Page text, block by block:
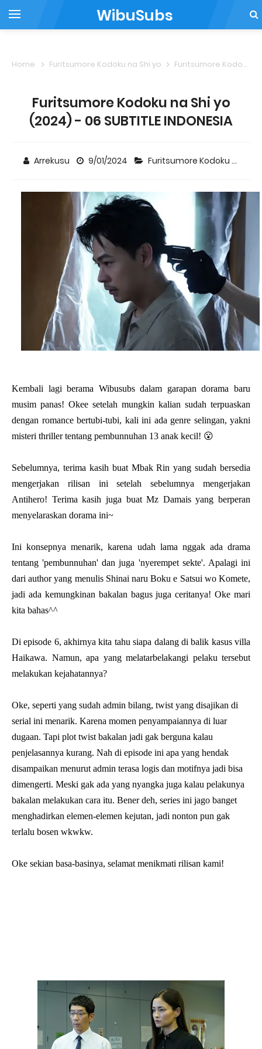
WibuSubs
Home Furitsumore Kodoku na Shi yo Furitsumore Kodoku na Shi yo (2024) - 06 SUBTITLE INDONESIA
Furitsumore Kodoku na Shi yo
(2024) - 06 SUBTITLE INDONESIA
Arrekusu 9/01/2024 Furitsumore Kodoku na Shi yo
Kembali lagi berama Wibusubs dalam garapan dorama baru
musim panas! Okee setelah mungkin kalian sudah terpuaskan
dengan romance bertubi-tubi, kali ini ada genre selingan, yakni
misteri thriller tentang pembunnuhan 13 anak kecil! 😮
Sebelumnya, terima kasih buat Mbak Rin yang sudah bersedia
mengerjakan rilisan ini setelah sebelumnya mengerjakan
Antihero! Terima kasih juga buat Mz Damais yang berperan
menyelaraskan dorama ini~
Ini konsepnya menarik, karena udah lama nggak ada drama
tentang 'pembunnuhan' dan juga 'nyerempet sekte'. Apalagi ini
dari author yang menulis Shinai naru Boku e Satsui wo Komete,
jadi ada kemungkinan bakalan bagus juga ceritanya! Oke mari
kita bahas^^
Di episode 6, akhirnya kita tahu siapa dalang di balik kasus villa
Haikawa. Namun, apa yang melatarbelakangi pelaku tersebut
melakukan kejahatannya?
Oke, seperti yang sudah admin bilang, twist yang disajikan di
serial ini menarik. Karena momen penyampaiannya di luar
dugaan. Tapi plot twist bakalan jadi gak berguna kalau
penjelasannya kurang. Nah di episode ini apa yang hendak
disampaikan menurut admin terasa logis dan motifnya jadi bisa
dimengerti. Meski gak ada yang nyangka juga kalau pelakunya
bakalan melakukan cara itu. Bener deh, series ini jago banget
menghadirkan elemen-elemen kejutan, jadi nonton pun gak
terlalu bosen wkwkw.
Oke sekian basa-basinya, selamat menikmati rilisan kami!